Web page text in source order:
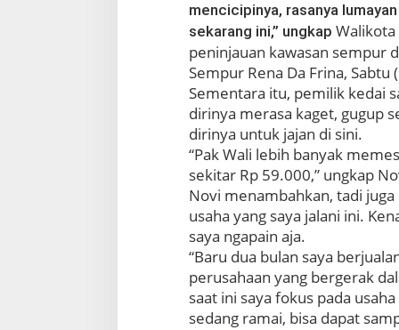
mencicipinya, rasanya
sekarang ini,” ungkap
peninjauan kawasan sempur
Sempur Rena Da Frina,
Sementara itu, pemilik kedai
dirinya merasa kaget, gugup
dirinya untuk jajan di sini.
“Pak Wali lebih banyak
sekitar Rp 59.000,” ungkap
Novi menambahkan, tadi
usaha yang saya jalani ini.
saya ngapain aja.
“Baru dua bulan saya
perusahaan yang bergerak
saat ini saya fokus pada
sedang ramai, bisa dapat